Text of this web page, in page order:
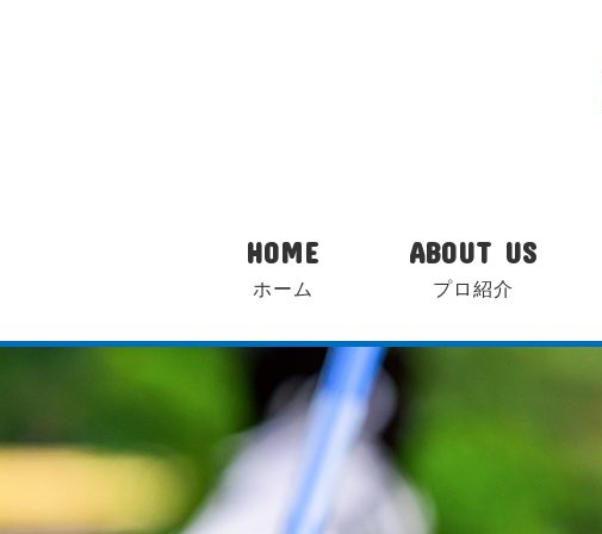
HOME
ホーム
ABOUT US
プロ紹介